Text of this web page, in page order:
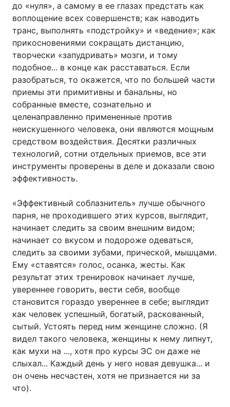
до «нуля», а самому в ее глазах предстать как
воплощение всех совершенств; как наводить
транс, выполнять «подстройку» и «ведение»; как
прикосновениями сокращать дистанцию,
творчески «запудривать» мозги, и тому
подобное... в конце как расставаться. Если
разобраться, то окажется, что по большей части
приемы эти примитивны и банальны, но
собранные вместе, сознательно и
целенаправленно примененные против
неискушенного человека, они являются мощным
средством воздействия. Десятки различных
технологий, сотни отдельных приемов, все эти
инструменты проверены в деле и доказали свою
эффективность.
«Эффективный соблазнитель» лучше обычного
парня, не проходившего этих курсов, выглядит,
начинает следить за своим внешним видом;
начинает со вкусом и подороже одеваться,
следить за своими зубами, прической, мышцами.
Ему «ставятся» голос, осанка, жесты. Как
результат этих тренировок начинает лучше,
увереннее говорить, вести себя, вообще
становится гораздо увереннее в себе; выглядит
как человек успешный, богатый, раскованный,
сытый. Устоять перед ним женщине сложно. (Я
видел такого человека, женщины к нему липнут,
как мухи на ..., хотя про курсы ЭС он даже не
слыхал... Каждый день у него новая девушка... и
он очень несчастен, хотя не признается ни за
что).